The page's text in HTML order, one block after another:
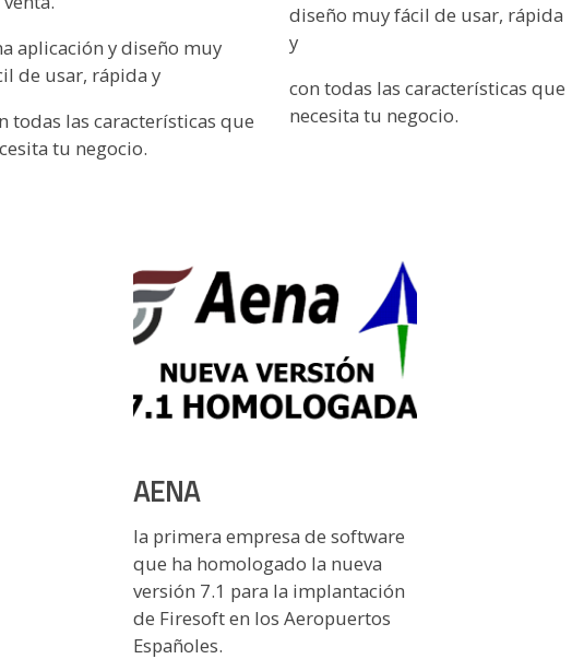
aplicación y diseño muy
de usar, rápida y
todas las características que
tu negocio.
diseño muy fácil de usar, rápida
y
con todas las características que
necesita tu negocio.
AENA
la primera empresa de software
que ha homologado la nueva
versión 7.1 para la implantación
de Firesoft en los Aeropuertos
Españoles.